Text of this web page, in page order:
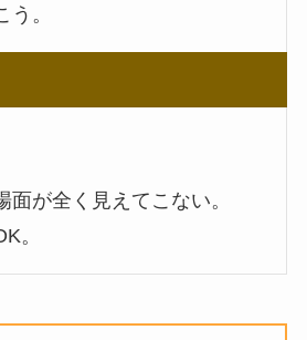
。
面が全く見えてこない。
。